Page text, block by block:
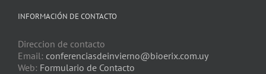
INFORMACIÓN DE CONTACTO
Direccion de contacto
Email: conferenciasdeinvierno@bioerix.com.uy
Web: Formulario de Contacto